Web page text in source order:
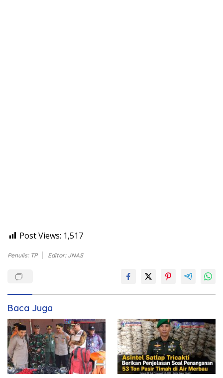
Post Views: 1,517
Penulis: TP Editor: JNAS
Baca Juga